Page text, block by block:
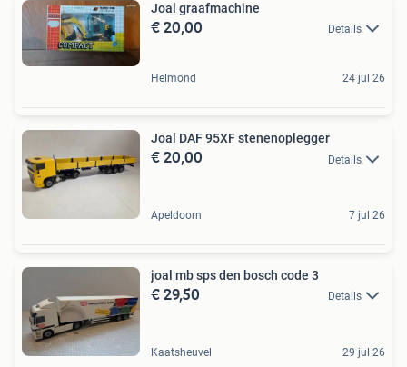
Joal graafmachine
€ 20,00 Details
Helmond 24 jul 26
Joal DAF 95XF stenenoplegger
€ 20,00 Details
Apeldoorn 7 jul 26
joal mb sps den bosch code 3
€ 29,50 Details
Kaatsheuvel 29 jul 26